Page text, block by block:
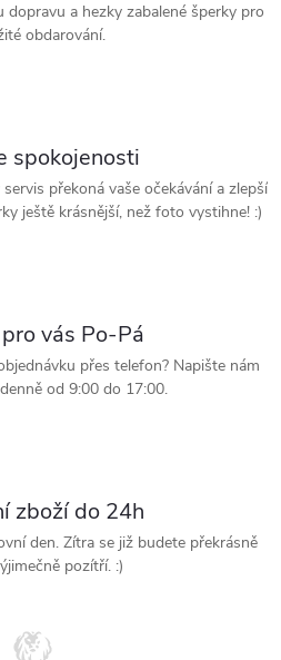
dopravu a hezky zabalené šperky pro
obdarování.
spokojenosti
překoná vaše očekávání a zlepší
ještě krásnější, než foto vystihne! :)
vás Po-Pá
přes telefon? Napište nám
od 9:00 do 17:00.
zboží do 24h
den. Zítra se již budete překrásně
pozítří. :)